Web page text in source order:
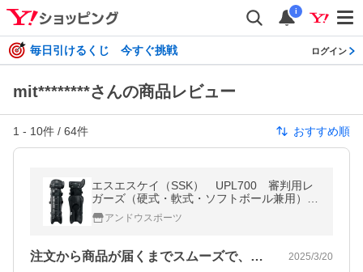
i
毎日引けるくじ 今すぐ挑戦 ログイン
mit********さんの商品レビュー
1 - 10件 / 64件 おすすめ順
エスエスケイ（SSK） UPL700 審判用レ
ガーズ（硬式・軟式・ソフトボール兼用）
野球 17SS
アンドウスポーツ
注文から商品が届くまでスムーズで、とて… 2025/3/20